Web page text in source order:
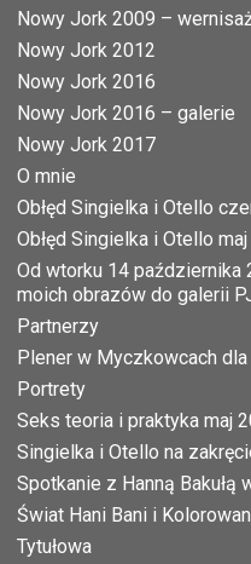
Nowy Jork 2009 –
Nowy Jork 2012
Nowy Jork 2016
Nowy Jork 2016 – galerie
Nowy Jork 2017
O mnie
Obłęd Singielka i Otello
Obłęd Singielka i Otello
Od wtorku 14 października
moich obrazów do galerii
Partnerzy
Plener w Myczkowcach
Portrety
Seks teoria i praktyka maj
Singielka i Otello na
Spotkanie z Hanną Bakułą
Świat Hani Bani i
Tytułowa